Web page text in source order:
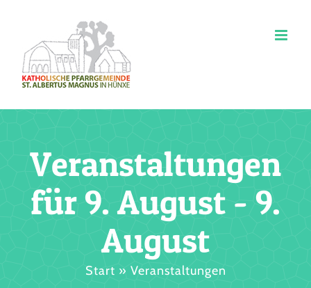
springen
Veranstaltungen
für 9. August - 9.
August
Start » Veranstaltungen